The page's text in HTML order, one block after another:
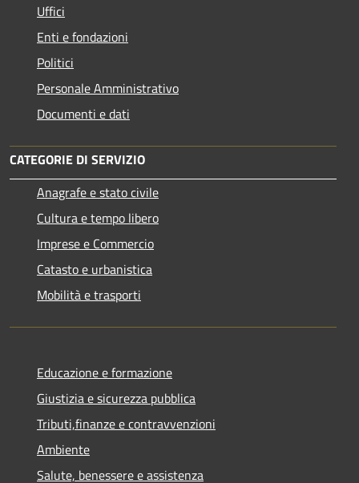
Uffici
Enti e fondazioni
Politici
Personale Amministrativo
Documenti e dati
CATEGORIE DI SERVIZIO
Anagrafe e stato civile
Cultura e tempo libero
Imprese e Commercio
Catasto e urbanistica
Mobilità e trasporti
Educazione e formazione
Giustizia e sicurezza pubblica
Tributi,finanze e contravvenzioni
Ambiente
Salute, benessere e assistenza